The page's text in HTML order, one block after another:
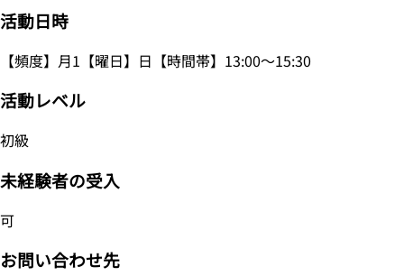
活動日時
【頻度】月1【曜日】日【時間帯】13:00～15:30
活動レベル
初級
未経験者の受入
可
お問い合わせ先